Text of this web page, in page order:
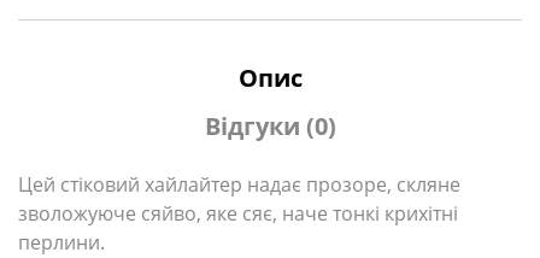
Опис
Відгуки (0)
Цей стіковий хайлайтер надає прозоре, скляне
зволожуюче сяйво, яке сяє, наче тонкі крихітні
перлини.